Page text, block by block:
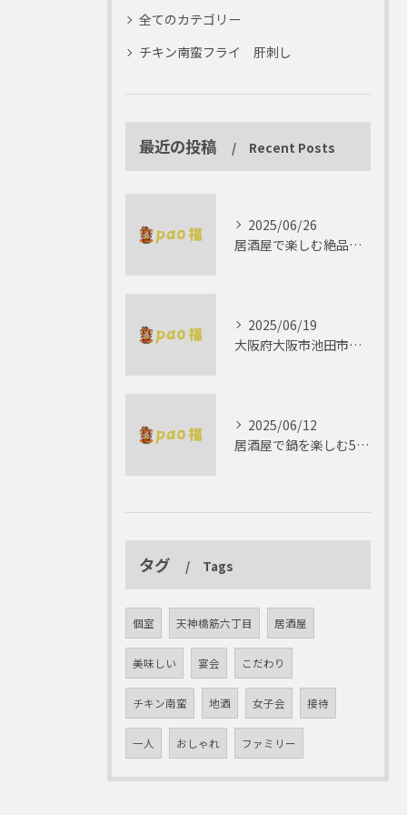
全てのカテゴリー
チキン南蛮フライ 肝刺し
最近の投稿 Recent Posts
2025/06/26
居酒屋で楽しむ絶品テリーヌの世界
2025/06/19
大阪府大阪市池田市で楽しむしゃぶしゃぶの魅力とは？
2025/06/12
居酒屋で鍋を楽しむ5つの理由 ゆったりとした時間を
タグ Tags
個室 天神橋筋六丁目 居酒屋
美味しい 宴会 こだわり
チキン南蛮 地酒 女子会 接待
一人 おしゃれ ファミリー